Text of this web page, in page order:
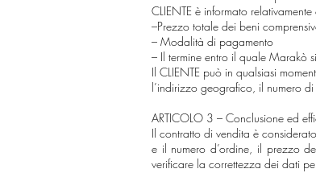
CLIENTE è informato relativamente
–Prezzo totale dei beni
– Modalità di pagamento
– Il termine entro il quale Marakò
Il CLIENTE può in qualsiasi
l’indirizzo geografico, il numero
ARTICOLO 3 – Conclusione ed
Il contratto di vendita è
e il numero d’ordine, il prezzo
verificare la correttezza dei dati